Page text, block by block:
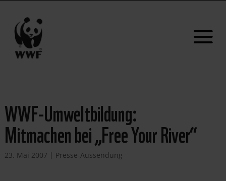
WWF-Umweltbildung:
Mitmachen bei „Free Your River“
23. Mai 2007 | Presse-Aussendung